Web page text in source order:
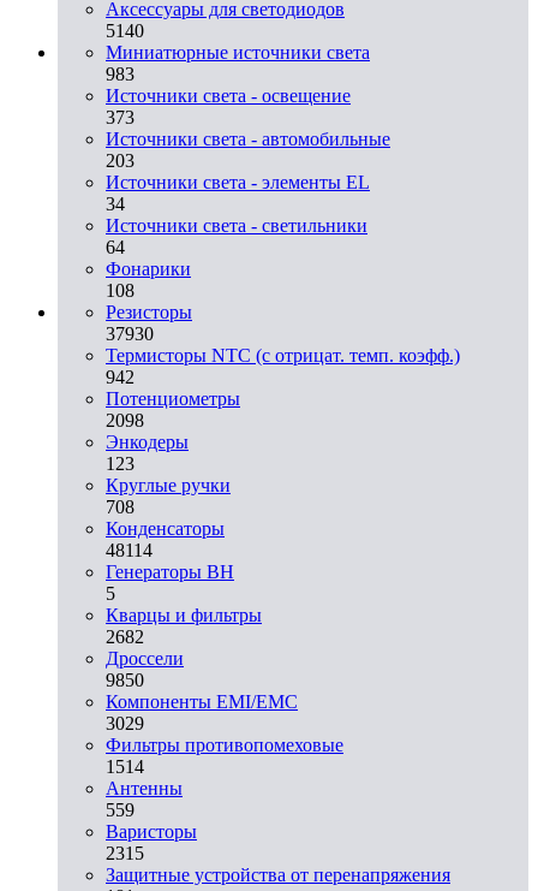
Аксессуары для светодиодов
5140
Миниатюрные источники света
983
Источники света - освещение
373
Источники света - автомобильные
203
Источники света - элементы EL
34
Источники света - светильники
64
Фонарики
108
Резисторы
37930
Термисторы NTC (с отрицат. темп. коэфф.)
942
Потенциометры
2098
Энкодеры
123
Круглые ручки
708
Конденсаторы
48114
Генераторы ВН
5
Кварцы и фильтры
2682
Дроссели
9850
Компоненты EMI/EMC
3029
Фильтры противопомеховые
1514
Антенны
559
Варисторы
2315
Защитные устройства от перенапряжения